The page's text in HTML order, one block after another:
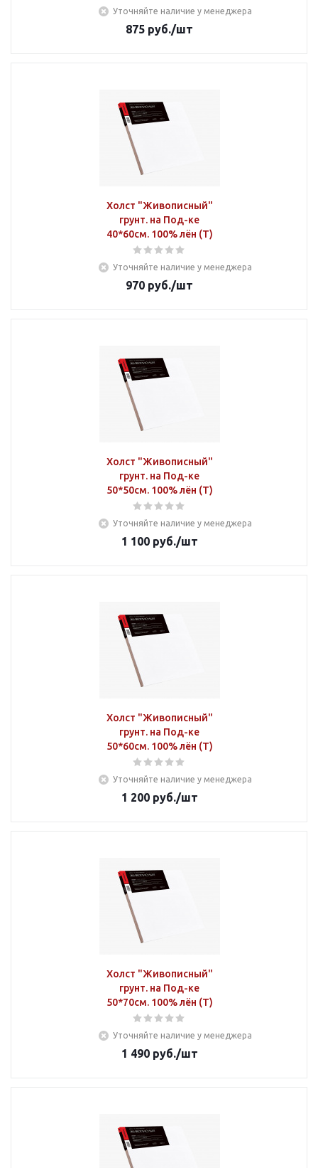
Уточняйте наличие у менеджера
875 руб./шт
Холст "Живописный"
грунт. на Под-ке
40*60см. 100% лён (Т)
Уточняйте наличие у менеджера
970 руб./шт
Холст "Живописный"
грунт. на Под-ке
50*50см. 100% лён (Т)
Уточняйте наличие у менеджера
1 100руб./шт
Холст "Живописный"
грунт. на Под-ке
50*60см. 100% лён (Т)
Уточняйте наличие у менеджера
1 200руб./шт
Холст "Живописный"
грунт. на Под-ке
50*70см. 100% лён (Т)
Уточняйте наличие у менеджера
1 490руб./шт